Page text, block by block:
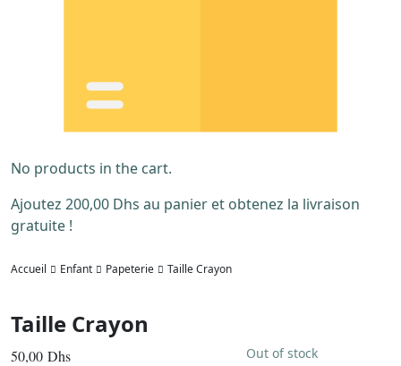
No products in the cart.
Ajoutez 200,00 Dhs au panier et obtenez la livraison
gratuite !
Accueil Enfant Papeterie Taille Crayon
Taille Crayon
50,00 Dhs Out of stock